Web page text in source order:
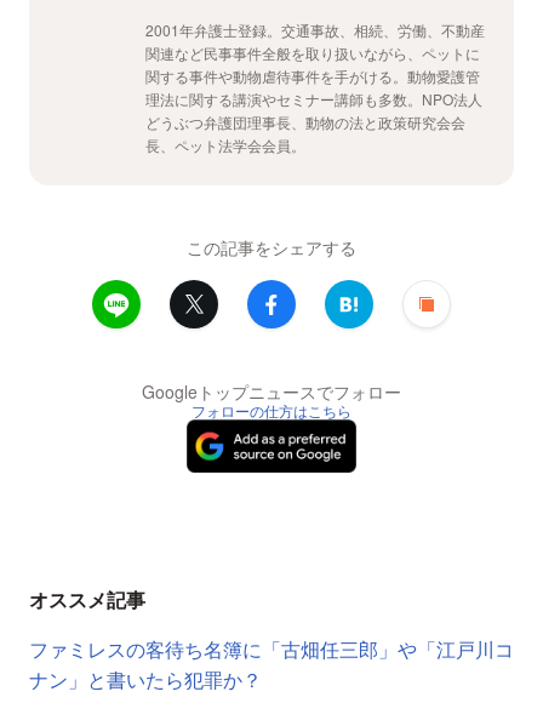
2001年弁護士登録。交通事故、相続、労働、不動産
関連など民事事件全般を取り扱いながら、ペットに
関する事件や動物虐待事件を手がける。動物愛護管
理法に関する講演やセミナー講師も多数。NPO法人
どうぶつ弁護団理事長、動物の法と政策研究会会
長、ペット法学会会員。
この記事をシェアする
Googleトップニュースでフォロー
フォローの仕方はこちら
オススメ記事
ファミレスの客待ち名簿に「古畑任三郎」や「江戸川コ
ナン」と書いたら犯罪か？